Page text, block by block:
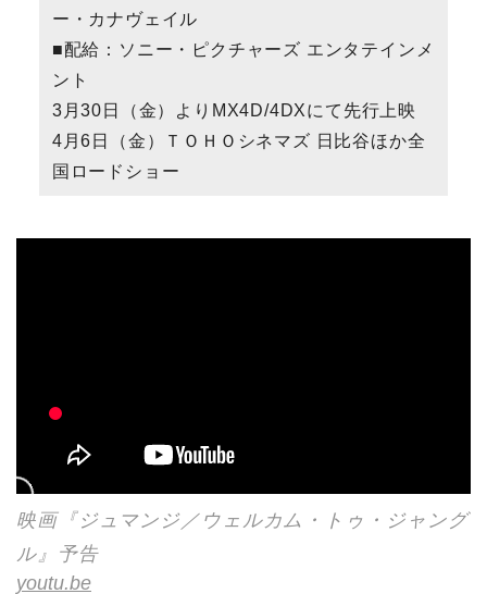
ー・カナヴェイル
■配給：ソニー・ピクチャーズ エンタテインメ
ント
3月30日（金）よりMX4D/4DXにて先行上映
4月6日（金）ＴＯＨＯシネマズ 日比谷ほか全
国ロードショー
映画『ジュマンジ／ウェルカム・トゥ・ジャング
ル』予告
youtu.be